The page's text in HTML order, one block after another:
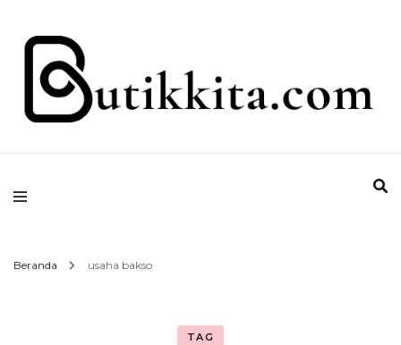
butikkita.com
Beranda usaha bakso
TAG